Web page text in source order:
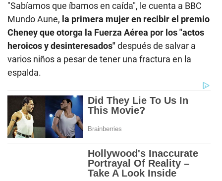
"Sabíamos que íbamos en caída", le cuenta a BBC
Mundo Aune, la primera mujer en recibir el premio
Cheney que otorga la Fuerza Aérea por los "actos
heroicos y desinteresados"después de salvar a
varios niños a pesar de tener una fractura en la
espalda.